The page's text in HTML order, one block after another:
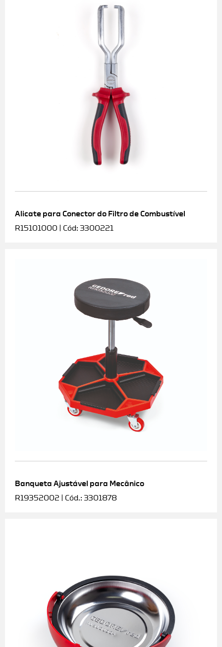
Alicate para Conector do Filtro de Combustível
R15101000 | Cód: 3300221
Banqueta Ajustável para Mecânico
R19352002 | Cód.: 3301878